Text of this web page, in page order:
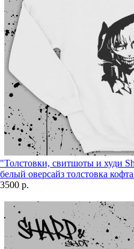
"Толстовки, свитшоты и худи
белый оверсайз толстовка
3500 р.